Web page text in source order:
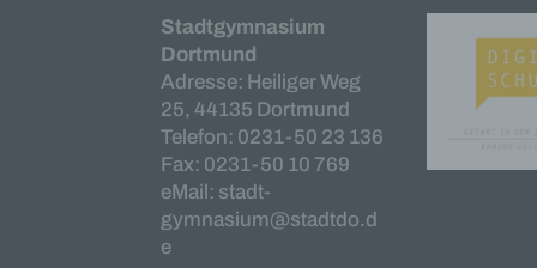
Stadtgymnasium
Dortmund
Adresse: Heiliger Weg
25, 44135 Dortmund
Telefon: 0231-50 23 136
Fax: 0231-50 10 769
eMail: stadt-
gymnasium@stadtdo.d
e
e)